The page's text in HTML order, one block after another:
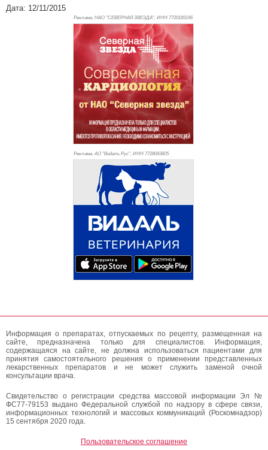
Дата: 12/11/2015
Реклама. НАО "СЕВЕРНАЯ ЗВЕЗДА", ИНН 7720185196
Реклама. АО "Видаль Рус", ИНН 7728043605
Информация о препаратах, отпускаемых по рецепту, размещенная на
сайте, предназначена только для специалистов. Информация,
содержащаяся на сайте, не должна использоваться пациентами для
принятия самостоятельного решения о применении представленных
лекарственных препаратов и не может служить заменой очной
консультации врача.
Свидетельство о регистрации средства массовой информации Эл №
ФС77-79153 выдано Федеральной службой по надзору в сфере связи,
информационных технологий и массовых коммуникаций (Роскомнадзор)
15 сентября 2020 года.
Пользовательское соглашение